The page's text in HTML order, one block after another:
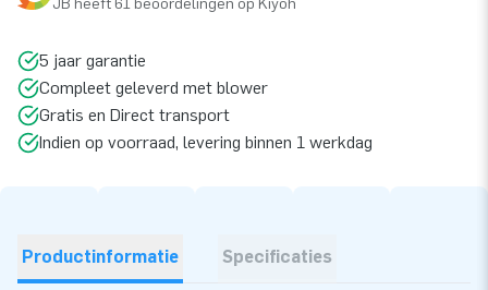
JB heeft 61 beoordelingen op Kiyoh
5 jaar garantie
Compleet geleverd met blower
Gratis en Direct transport
Indien op voorraad, levering binnen 1 werkdag
Productinformatie Specificaties